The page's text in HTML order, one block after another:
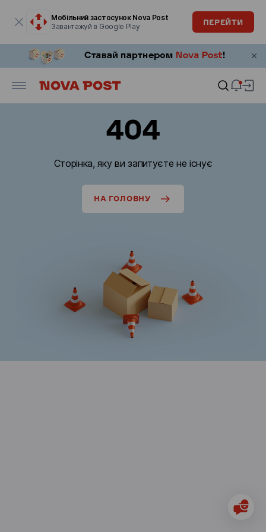
Мобільний застосунок Nova Post
Завантажуй в Google Play
ПЕРЕЙТИ
404
Сторінка, яку ви запитуєте не існує
НА ГОЛОВНУ